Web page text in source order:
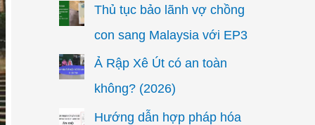
Thủ tục bảo lãnh vợ chồng
con sang Malaysia với EP3
Ả Rập Xê Út có an toàn
không? (2026)
Hướng dẫn hợp pháp hóa